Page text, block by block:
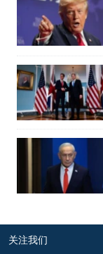
关注我们